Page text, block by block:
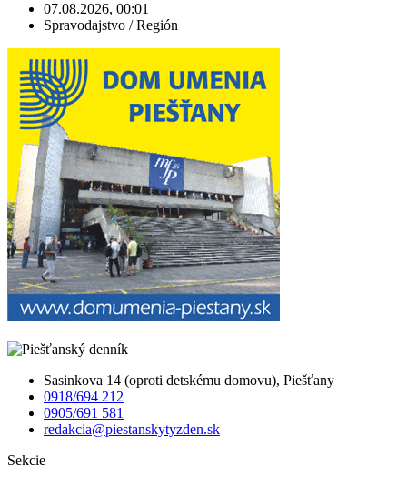
07.08.2026, 00:01
Spravodajstvo / Región
Sasinkova 14 (oproti detskému domovu), Piešťany
0918/694 212
0905/691 581
redakcia@piestanskytyzden.sk
Sekcie